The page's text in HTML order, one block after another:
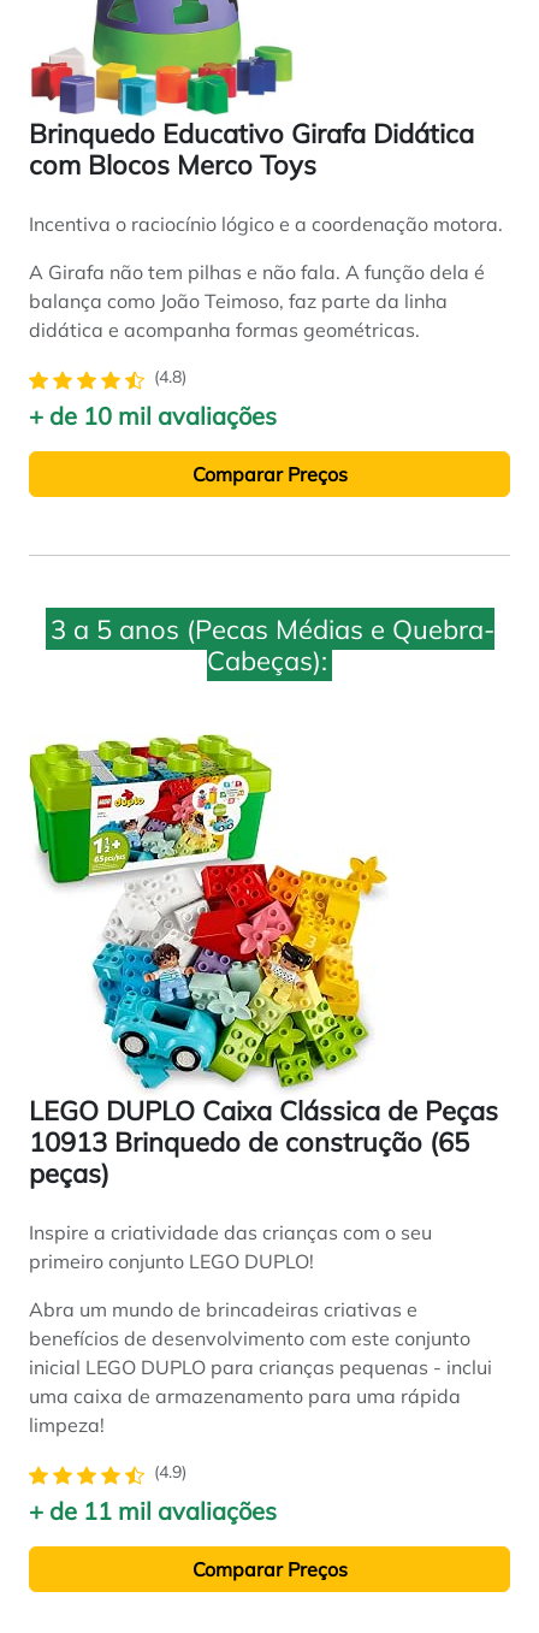
Brinquedo Educativo Girafa Didática
com Blocos Merco Toys
Incentiva o raciocínio lógico e a coordenação motora.
A Girafa não tem pilhas e não fala. A função dela é
balança como João Teimoso, faz parte da linha
didática e acompanha formas geométricas.
(4.8)
+ de 10 mil avaliações
Comparar Preços
3 a 5 anos (Peças Médias e Quebra-
Cabeças):
LEGO DUPLO Caixa Clássica de Peças
10913 Brinquedo de construção (65
peças)
Inspire a criatividade das crianças com o seu
primeiro conjunto LEGO DUPLO!
Abra um mundo de brincadeiras criativas e
benefícios de desenvolvimento com este conjunto
inicial LEGO DUPLO para crianças pequenas - inclui
uma caixa de armazenamento para uma rápida
limpeza!
(4.9)
+ de 11 mil avaliações
Comparar Preços